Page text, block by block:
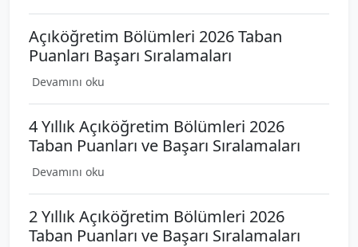
Açıköğretim Bölümleri 2026 Taban
Puanları Başarı Sıralamaları
Devamını oku
4 Yıllık Açıköğretim Bölümleri 2026
Taban Puanları ve Başarı Sıralamaları
Devamını oku
2 Yıllık Açıköğretim Bölümleri 2026
Taban Puanları ve Başarı Sıralamaları